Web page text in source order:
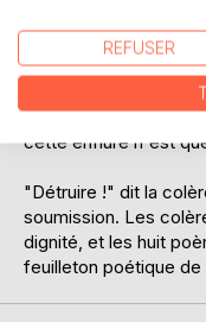
aime pas et vous êtes
Les fâcheux ne
pullulent, infestent le
cette enflure n'est
"Détruire !" dit la
soumission. Les
dignité, et les huit
feuilleton poétique de
REFUSER